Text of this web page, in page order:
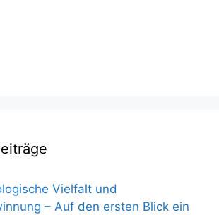
Vielfalt und
– Auf den ersten Blick ein